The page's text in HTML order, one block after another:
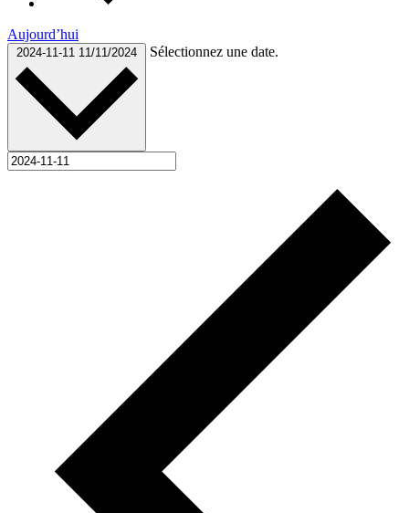
Aujourd’hui
2024-11-11 11/11/2024 Sélectionnez une date.